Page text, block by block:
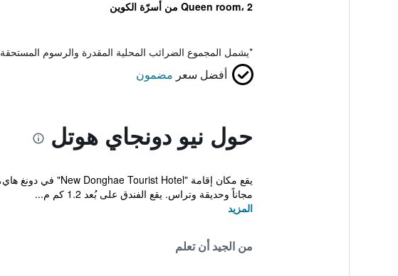
Queen room، 2 من أسرّة الكوين
*يشمل المجموع الضرائب المحلية المقدرة والرسوم
أفضل سعر مضمون
حول نيو دونجاي هوتل
مجاناً وحديقة وتراس. يقع الفندق على بُعد 1.2 كم م...
المزيد
من الجيد أن تعلم